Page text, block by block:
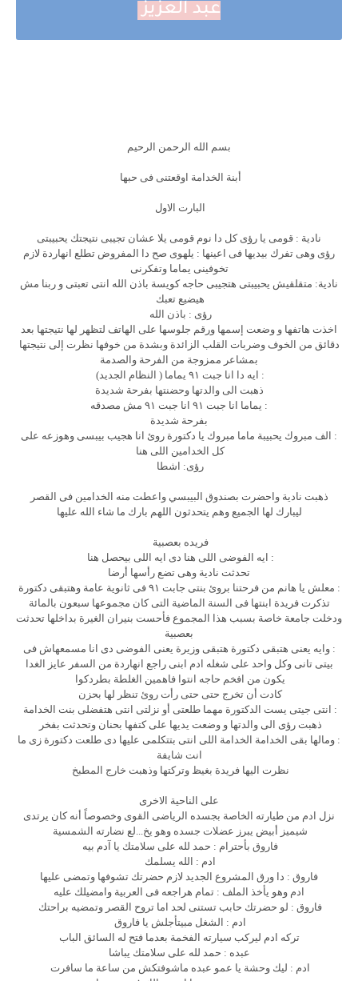
عبد العزيز
بسم الله الرحمن الرحيم
أبنة الخدامة اوقعتنى فى حبها
البارت الاول
نادية : قومى يا رؤى كل دا نوم قومى يلا عشان تجيبى نتيجتك يحبيبتى
رؤى وهى تفرك بيديها فى اعينها : يلهوى صح دا المفروض تطلع انهاردة لازم
تخوفينى يماما وتفكرنى
نادية: متقلقيش يحبيبتى هتجيبى حاجه كويسة باذن الله انتى تعبتى و ربنا مش
هيضيع تعبك
رؤى : باذن الله
اخذت هاتفها و وضعت إسمها ورقم جلوسها على الهاتف لتظهر لها نتيجتها بعد
دقائق من الخوف وضربات القلب الزائدة وبشدة من خوفها نظرت إلى نتيجتها
بمشاعر ممزوجة من الفرحة والصدمة
: ايه دا انا جبت ٩١ يماما ( النظام الجديد)
ذهبت الى والدتها وحضنتها بفرحة شديدة
: يماما انا جبت ٩١ انا جبت ٩١ مش مصدقه
بفرحة شديدة
: الف مبروك يحبيبة ماما مبروك يا دكتورة روئ انا هجيب بيبسى وهوزعه على
كل الخدامين اللى هنا
رؤى: اشطا
ذهبت نادية واحضرت بصندوق البيبسي واعطت منه الخدامين فى القصر
ليبارك لها الجميع وهم يتحدثون اللهم بارك ما شاء الله عليها
فريده بعصبية
: ايه الفوضى اللى هنا دى ايه اللى بيحصل هنا
تحدثت نادية وهى تضع رأسها أرضا
: معلش يا هانم من فرحتنا بروئ بنتى جابت ٩١ فى ثانوية عامة وهتبقى دكتورة
تذكرت فريدة ابنتها فى السنة الماضية التى كان مجموعها سبعون بالمائة
ودخلت جامعة خاصة بسبب هذا المجموع فأحست بنيران الغيرة بداخلها تحدثت
بعصبية
: وايه يعنى هتبقى دكتورة هتبقى وزيرة يعنى الفوضى دى انا مسمعهاش فى
بيتى تانى وكل واحد على شغله ادم ابنى راجع انهاردة من السفر عايز الغدا
يكون من افخم حاجه انتوا فاهمين الغلطة بطردكوا
كادت أن تخرج حتى حتى رأت روئ تنظر لها بحزن
: انتى جيتى يست الدكتورة مهما طلعتى أو نزلتى انتى هتفضلى بنت الخدامة
ذهبت رؤى الى والدتها و وضعت يديها على كتفها بحنان وتحدثت بفخر
: ومالها بقى الخدامة الخدامة اللى انتى بتتكلمى عليها دى طلعت دكتورة زى ما
انت شايفة
نظرت اليها فريدة بغيظ وتركتها وذهبت خارج المطبخ
على الناحية الاخرى
نزل ادم من طيارته الخاصة بجسده الرياضى القوى وخصوصاً أنه كان يرتدى
شيميز أبيض يبرز عضلات جسده وهو يخ...لع نضارته الشمسية
فاروق بأحترام : حمد لله على سلامتك يا آدم بيه
ادم : الله يسلمك
فاروق : دا ورق المشروع الجديد لازم حضرتك تشوفها وتمضى عليها
ادم وهو يأخذ الملف : تمام هراجعه فى العربية وامضيلك عليه
فاروق : لو حضرتك حابب تستنى لحد اما تروح القصر وتمضيه براحتك
ادم : الشغل مبيتأجلش يا فاروق
تركه ادم ليركب سيارته الفخمة بعدما فتح له السائق الباب
عبده : حمد لله على سلامتك يباشا
ادم : ليك وحشة يا عمو عبده ماشوفتكش من ساعة ما سافرت